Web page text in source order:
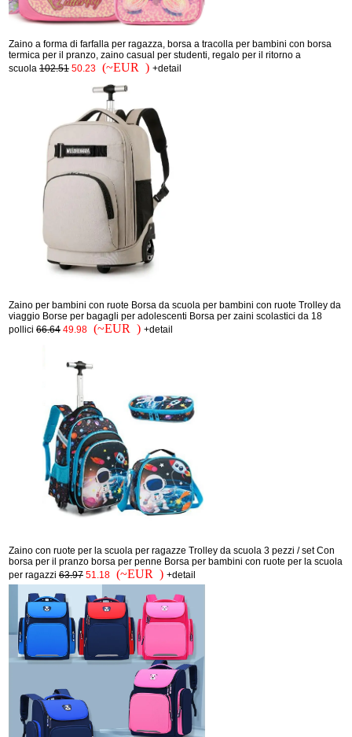
Zaino a forma di farfalla per ragazza, borsa a tracolla per bambini con borsa
termica per il pranzo, zaino casual per studenti, regalo per il ritorno a
scuola 102.51 50.23 (~EUR ) +detail
Zaino per bambini con ruote Borsa da scuola per bambini con ruote Trolley da
viaggio Borse per bagagli per adolescenti Borsa per zaini scolastici da 18
pollici 66.64 49.98 (~EUR ) +detail
Zaino con ruote per la scuola per ragazze Trolley da scuola 3 pezzi / set Con
borsa per il pranzo borsa per penne Borsa per bambini con ruote per la scuola
per ragazzi 63.97 51.18 (~EUR ) +detail